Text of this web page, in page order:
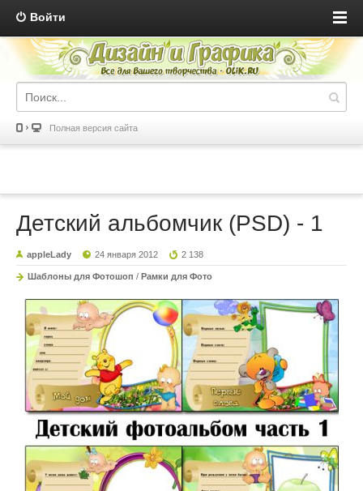
Войти
Полная версия сайта
Детский альбомчик (PSD) - 1
appleLady 24 января 2012 2 138
Шаблоны для Фотошоп / Рамки для Фото